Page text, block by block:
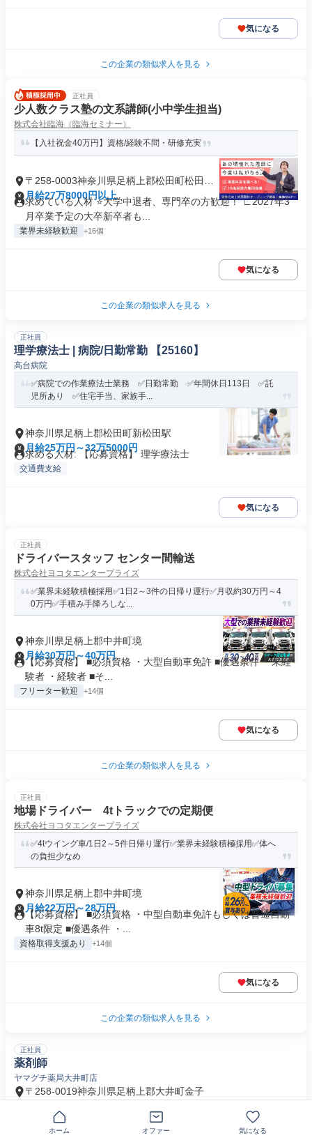
気になる
この企業の類似求人を見る
正社員
少人数クラス塾の文系講師(小中学生担当)
株式会社臨海（臨海セミナー）
【入社祝金40万円】資格/経験不問・研修充実
〒258-0003神奈川県足柄上郡松田町松田惣
領
月給27万8000円以上
求めている人材 ⭐大学中退者、専門卒の方歓迎！ ∟2027年3
月卒業予定の大卒新卒者も...
業界未経験歓迎 +16個
気になる
この企業の類似求人を見る
正社員
理学療法士 | 病院/日勤常勤 【25160】
高台病院
✅病院での作業療法士業務 ✅日勤常勤 ✅年間休日113日 ✅託
児所あり ✅住宅手当、家族手...
神奈川県足柄上郡松田町新松田駅
月給25万円～32万5000円
求める人材: 【応募資格】 理学療法士
交通費支給
気になる
正社員
ドライバースタッフ センター間輸送
株式会社ヨコタエンタープライズ
✅業界未経験積極採用✅1日2～3件の日帰り運行✅月収約30万円～4
0万円✅手積み手降ろしな...
神奈川県足柄上郡中井町境
月給30万円～40万円
【応募資格】 ■必須資格 ・大型自動車免許 ■優遇条件 ・未経
験者 ・経験者 ■そ...
フリーター歓迎 +14個
気になる
この企業の類似求人を見る
正社員
地場ドライバー 4tトラックでの定期便
株式会社ヨコタエンタープライズ
✅4tウイング車/1日2～5件日帰り運行✅業界未経験積極採用✅体へ
の負担少なめ
神奈川県足柄上郡中井町境
月給22万円～28万円
【応募資格】 ■必須資格 ・中型自動車免許もしくは普通自動
車8t限定 ■優遇条件 ・...
資格取得支援あり +14個
気になる
この企業の類似求人を見る
正社員
薬剤師
ヤマグチ薬局大井町店
〒258-0019神奈川県足柄上郡大井町金子
ホーム オファー 気になる